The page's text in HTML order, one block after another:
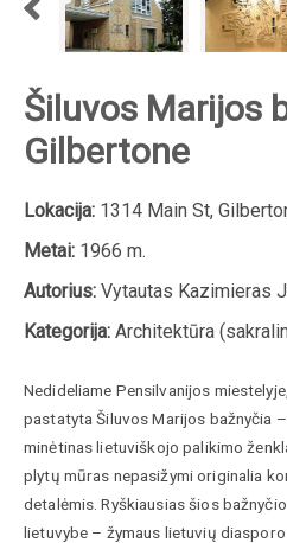
Šiluvos Marijos
Gilbertone
Lokacija: 1314 Main St,
Metai: 1966 m.
Autorius: Vytautas Kazimieras
Kategorija: Architektūra
Nedideliame Pensilvanijos
pastatyta Šiluvos Marijos bažnyčia
minėtinas lietuviškojo palikimo
plytų mūras nepasižymi originalia
detalėmis. Ryškiausias šios
lietuvybe – žymaus lietuvių